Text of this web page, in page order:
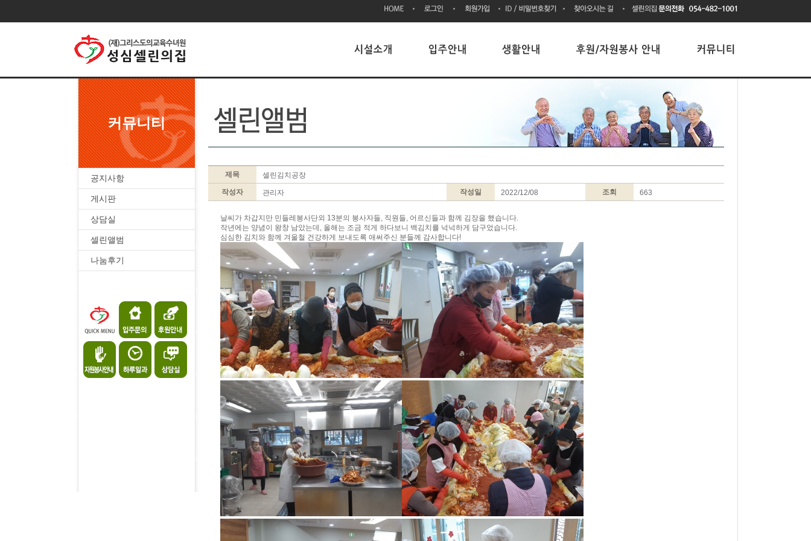
커뮤니티
공지사항
게시판
상담실
셀린앨범
나눔후기
제목
셀린김치공장
작성자
관리자 작성일 2022/12/08 조회 663
날씨가 차갑지만 민들레봉사단외 13분의 봉사자들, 직원들, 어르신들과 함께 김장을 했습니다.
작년에는 양념이 왕창 남았는데, 올해는 조금 적게 하다보니 백김치를 넉넉하게 담구었습니다.
심심한 김치와 함께 겨울철 건강하게 보내도록 애써주신 분들께 감사합니다!